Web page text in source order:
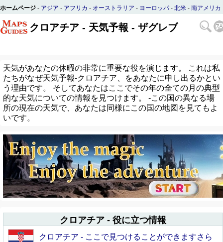
ホームページ - アジア - アフリカ - オーストラリア - ヨーロッパ - 北米 - 南アメリカ
クロアチア - 天気予報 - ザグレブ
天気があなたの休暇の非常に重要な役を演じます。 これは私
たちがなぜ天気予報-クロアチア、をあなたに申し出るかとい
う理由です。 そしてあなたはここでその年の全ての月の典型
的な天気についての情報を見つけます。 -この国の異なる場
所の現在の天気で、あなたは同様にこの国の地図を見てもよ
いです。
クロアチア - 役に立つ情報
クロアチア - ここで見つけることができますさら